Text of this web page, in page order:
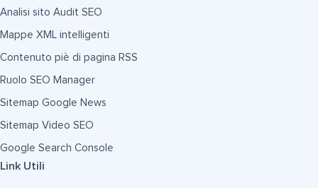
Analisi sito Audit SEO
Mappe XML intelligenti
Contenuto piè di pagina RSS
Ruolo SEO Manager
Sitemap Google News
Sitemap Video SEO
Google Search Console
Link Utili